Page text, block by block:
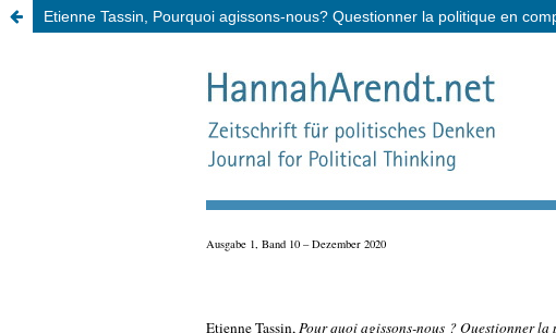
Etienne Tassin, Pourquoi agissons-nous? Questionner la politique en